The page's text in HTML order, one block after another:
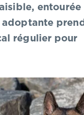
entourée
prend
régulier pour